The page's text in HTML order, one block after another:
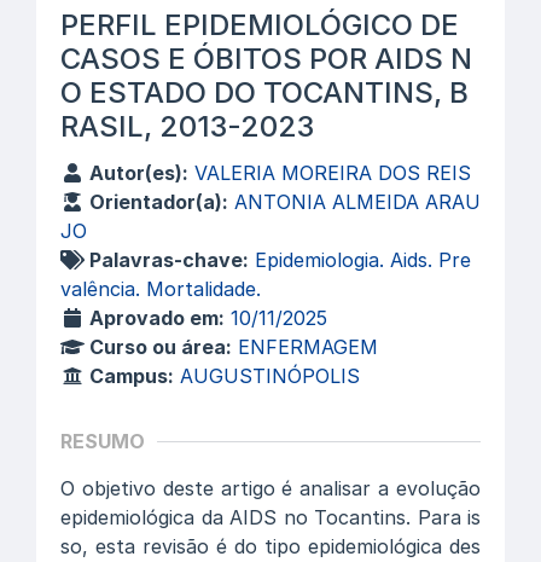
PERFIL EPIDEMIOLÓGICO DE
CASOS E ÓBITOS POR AIDS N
O ESTADO DO TOCANTINS, B
RASIL, 2013-2023
Autor(es): VALERIA MOREIRA DOS REIS
Orientador(a): ANTONIA ALMEIDA ARAU
JO
Palavras-chave: Epidemiologia. Aids. Pre
valência. Mortalidade.
Aprovado em: 10/11/2025
Curso ou área: ENFERMAGEM
Campus: AUGUSTINÓPOLIS
RESUMO
O objetivo deste artigo é analisar a evolução
epidemiológica da AIDS no Tocantins. Para is
so, esta revisão é do tipo epidemiológica des